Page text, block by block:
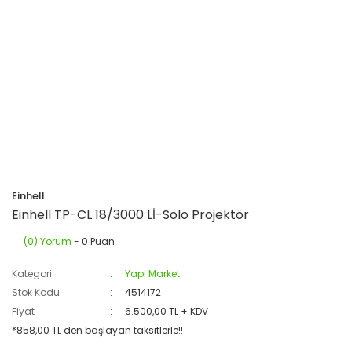
Einhell
Einhell TP-CL 18/3000 Lİ-Solo Projektör
(0) Yorum - 0 Puan
Kategori
Yapı Market
Stok Kodu
4514172
Fiyat
6.500,00 TL + KDV
*858,00 TL den başlayan taksitlerle!!